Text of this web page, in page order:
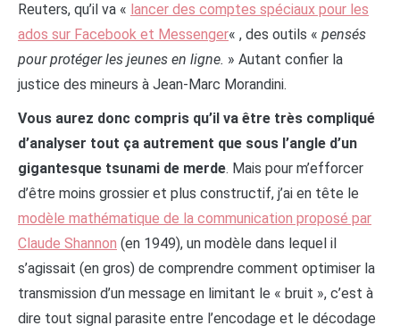
Reuters, qu’il va « lancer des comptes spéciaux pour les
ados sur Facebook et Messenger« , des outils « pensés
pour protéger les jeunes en ligne. » Autant confier la
justice des mineurs à Jean-Marc Morandini.
Vous aurez donc compris qu’il va être très compliqué
d’analyser tout ça autrement que sous l’angle d’un
gigantesque tsunami de merde. Mais pour m’efforcer
d’être moins grossier et plus constructif, j’ai en tête le
modèle mathématique de la communication proposé par
Claude Shannon (en 1949), un modèle dans lequel il
s’agissait (en gros) de comprendre comment optimiser la
transmission d’un message en limitant le « bruit », c’est à
dire tout signal parasite entre l’encodage et le décodage